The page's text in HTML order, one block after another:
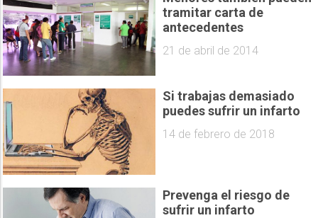
tramitar carta de
antecedentes
21 de abril de 2014
Si trabajas demasiado
puedes sufrir un infarto
14 de febrero de 2018
Prevenga el riesgo de
sufrir un infarto